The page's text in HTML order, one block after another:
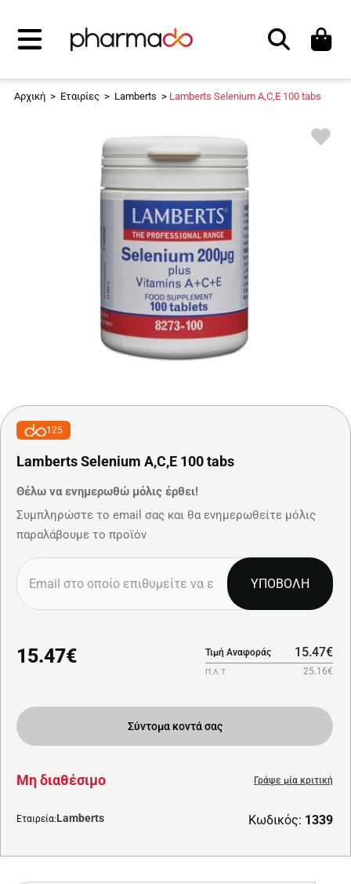
Αναζήτηση
Αρχική > Εταιρίες > Lamberts > Lamberts Selenium A,C,E 100 tabs
125
Lamberts Selenium A,C,E 100 tabs
15.47€ Τιμή Αναφοράς 15.47€
Π.Λ.Τ 25.16€
Σύντομα κοντά σας
Εταιρεία:Lamberts Κωδικός: 1339
Μη διαθέσιμο Γράψε μία κριτική
Θέλω να ενημερωθώ μόλις έρθει!
Συμπληρώστε το email σας και θα ενημερωθείτε μόλις
παραλάβουμε το προϊόν
ΥΠΟΒΟΛΗ